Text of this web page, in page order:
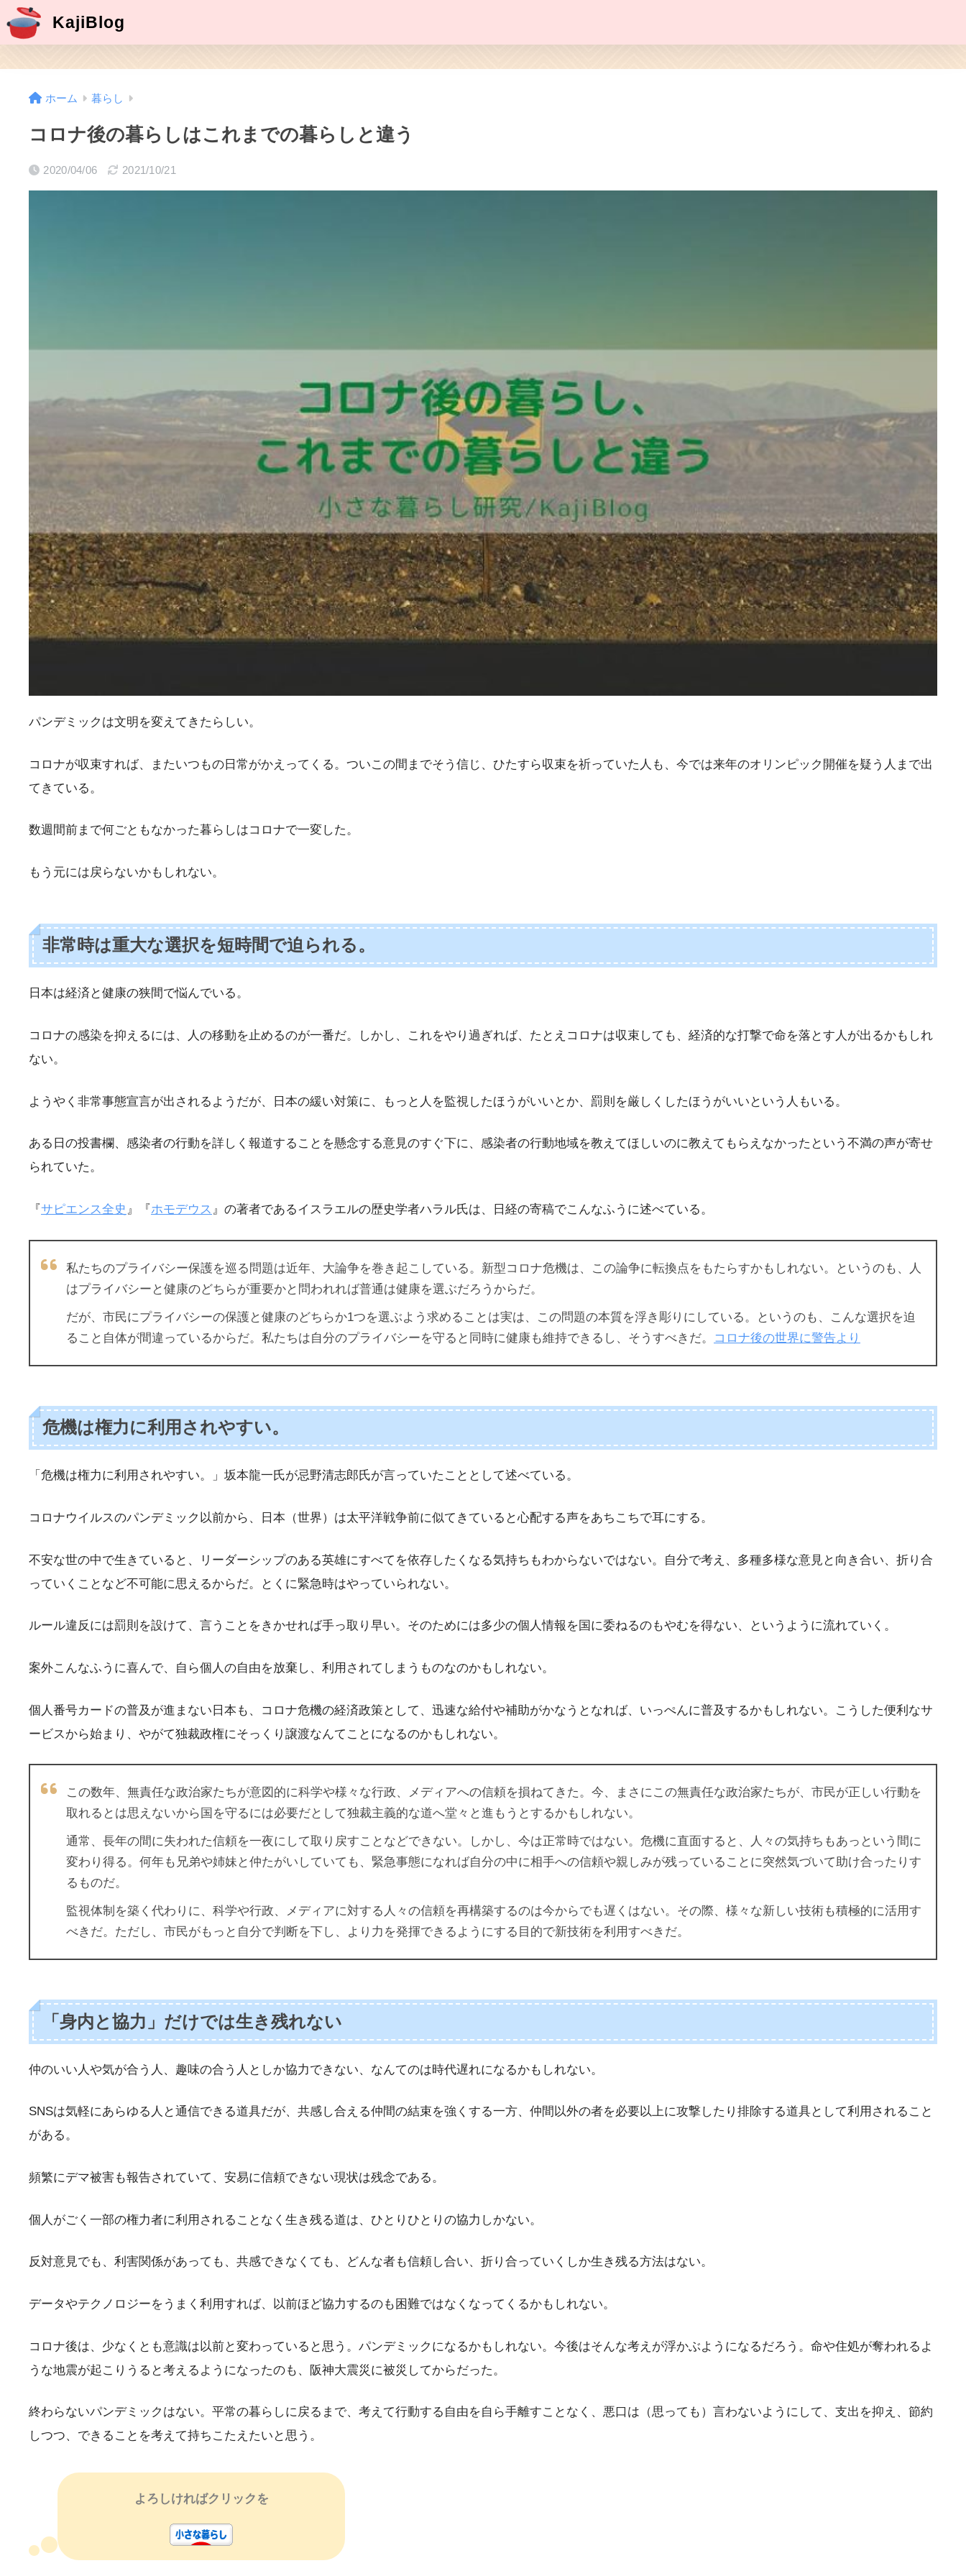
KajiBlog
ホーム 暮らし
コロナ後の暮らしはこれまでの暮らしと違う
2020/04/06 2021/10/21
パンデミックは文明を変えてきたらしい。
コロナが収束すれば、またいつもの日常がかえってくる。ついこの間までそう信じ、ひたすら収束を祈っていた人も、今では来年のオリンピック開催を疑う人まで出
てきている。
数週間前まで何ごともなかった暮らしはコロナで一変した。
もう元には戻らないかもしれない。
非常時は重大な選択を短時間で迫られる。
日本は経済と健康の狭間で悩んでいる。
コロナの感染を抑えるには、人の移動を止めるのが一番だ。しかし、これをやり過ぎれば、たとえコロナは収束しても、経済的な打撃で命を落とす人が出るかもしれ
ない。
ようやく非常事態宣言が出されるようだが、日本の緩い対策に、もっと人を監視したほうがいいとか、罰則を厳しくしたほうがいいという人もいる。
ある日の投書欄、感染者の行動を詳しく報道することを懸念する意見のすぐ下に、感染者の行動地域を教えてほしいのに教えてもらえなかったという不満の声が寄せ
られていた。
『サピエンス全史 』『ホモデウス 』の著者であるイスラエルの歴史学者ハラル氏は、日経の寄稿でこんなふうに述べている。
私たちのプライバシー保護を巡る問題は近年、大論争を巻き起こしている。新型コロナ危機は、この論争に転換点をもたらすかもしれない。というのも、人
はプライバシーと健康のどちらが重要かと問われれば普通は健康を選ぶだろうからだ。
だが、市民にプライバシーの保護と健康のどちらか1つを選ぶよう求めることは実は、この問題の本質を浮き彫りにしている。というのも、こんな選択を迫
ること自体が間違っているからだ。私たちは自分のプライバシーを守ると同時に健康も維持できるし、そうすべきだ。
コロナ後の世界に警告より
危機は権力に利用されやすい。
「危機は権力に利用されやすい。」坂本龍一氏が忌野清志郎氏が言っていたこととして述べている。
コロナウイルスのパンデミック以前から、日本（世界）は太平洋戦争前に似てきていると心配する声をあちこちで耳にする。
不安な世の中で生きていると、リーダーシップのある英雄にすべてを依存したくなる気持ちもわからないではない。自分で考え、多種多様な意見と向き合い、折り合
っていくことなど不可能に思えるからだ。とくに緊急時はやっていられない。
ルール違反には罰則を設けて、言うことをきかせれば手っ取り早い。そのためには多少の個人情報を国に委ねるのもやむを得ない、というように流れていく。
案外こんなふうに喜んで、自ら個人の自由を放棄し、利用されてしまうものなのかもしれない。
個人番号カードの普及が進まない日本も、コロナ危機の経済政策として、迅速な給付や補助がかなうとなれば、いっぺんに普及するかもしれない。こうした便利なサ
ービスから始まり、やがて独裁政権にそっくり譲渡なんてことになるのかもしれない。
この数年、無責任な政治家たちが意図的に科学や様々な行政、メディアへの信頼を損ねてきた。今、まさにこの無責任な政治家たちが、市民が正しい行動を
取れるとは思えないから国を守るには必要だとして独裁主義的な道へ堂々と進もうとするかもしれない。
通常、長年の間に失われた信頼を一夜にして取り戻すことなどできない。しかし、今は正常時ではない。危機に直面すると、人々の気持ちもあっという間に
変わり得る。何年も兄弟や姉妹と仲たがいしていても、緊急事態になれば自分の中に相手への信頼や親しみが残っていることに突然気づいて助け合ったりす
るものだ。
監視体制を築く代わりに、科学や行政、メディアに対する人々の信頼を再構築するのは今からでも遅くはない。その際、様々な新しい技術も積極的に活用す
べきだ。ただし、市民がもっと自分で判断を下し、より力を発揮できるようにする目的で新技術を利用すべきだ。
「身内と協力」だけでは生き残れない
仲のいい人や気が合う人、趣味の合う人としか協力できない、なんてのは時代遅れになるかもしれない。
SNSは気軽にあらゆる人と通信できる道具だが、共感し合える仲間の結束を強くする一方、仲間以外の者を必要以上に攻撃したり排除する道具として利用されること
がある。
頻繁にデマ被害も報告されていて、安易に信頼できない現状は残念である。
個人がごく一部の権力者に利用されることなく生き残る道は、ひとりひとりの協力しかない。
反対意見でも、利害関係があっても、共感できなくても、どんな者も信頼し合い、折り合っていくしか生き残る方法はない。
データやテクノロジーをうまく利用すれば、以前ほど協力するのも困難ではなくなってくるかもしれない。
コロナ後は、少なくとも意識は以前と変わっていると思う。パンデミックになるかもしれない。今後はそんな考えが浮かぶようになるだろう。命や住処が奪われるよ
うな地震が起こりうると考えるようになったのも、阪神大震災に被災してからだった。
終わらないパンデミックはない。平常の暮らしに戻るまで、考えて行動する自由を自ら手離すことなく、悪口は（思っても）言わないようにして、支出を抑え、節約
しつつ、できることを考えて持ちこたえたいと思う。
よろしければクリックを